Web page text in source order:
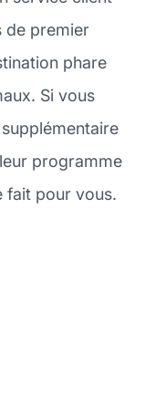
de premier
phare
Si vous
programme
fait pour vous.